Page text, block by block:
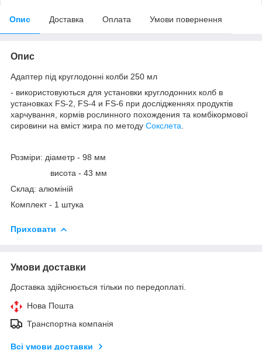
Опис Доставка Оплата Умови повернення
Опис
Адаптер під круглодонні колби 250 мл
- використовуються для установки круглодонних колб в
установках FS-2, FS-4 и FS-6 при дослідженнях продуктів
харчування, кормів рослинного похождения та комбікормової
сировини на вміст жира по методу Сокслета
Розміри: діаметр - 98 мм
висота - 43 мм
Склад: алюміній
Комплект - 1 штука
Приховати
Умови доставки
Доставка здійснюється тільки по передоплаті.
Нова Пошта
Транспортна компанія
Всі умови доставки